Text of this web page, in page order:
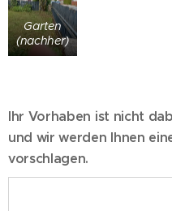
Garten
(nachher)
Ihr Vorhaben ist nicht
und wir werden Ihnen
vorschlagen.